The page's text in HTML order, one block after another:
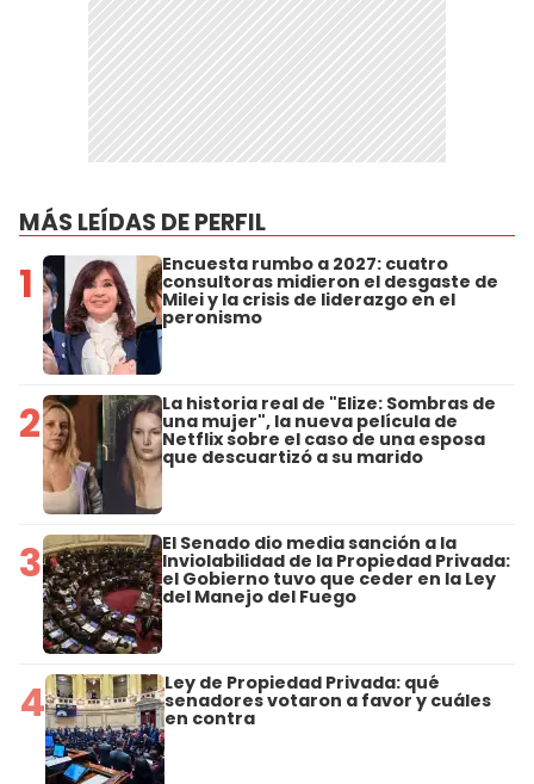
MÁS LEÍDAS DE PERFIL
1 Encuesta rumbo a 2027: cuatro
consultoras midieron el desgaste de
Milei y la crisis de liderazgo en el
peronismo
2 La historia real de "Elize: Sombras de
una mujer", la nueva película de
Netflix sobre el caso de una esposa
que descuartizó a su marido
3 El Senado dio media sanción a la
Inviolabilidad de la Propiedad Privada:
el Gobierno tuvo que ceder en la Ley
del Manejo del Fuego
4 Ley de Propiedad Privada: qué
senadores votaron a favor y cuáles
en contra